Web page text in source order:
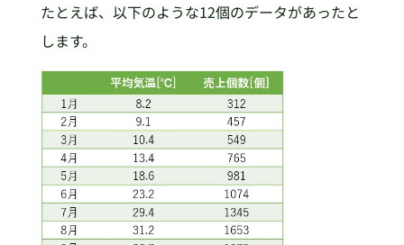
たとえば、以下のような12個のデータがあったと
します。